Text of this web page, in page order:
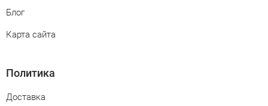
Блог
Карта сайта
Политика
Доставка